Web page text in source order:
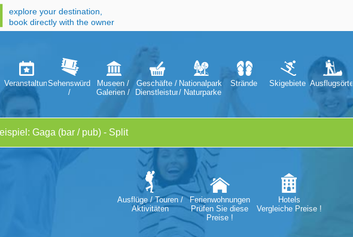
explore your destination,
book directly with the owner
VeranstaltungenSehenswürdigkeiten
/
Museen /
Galerien /
Geschäfte /
Dienstleistungen
Nationalparks
/ Naturparke
Strände Skigebiete Ausflugsörte
Ausflüge / Touren /
Aktivitäten
Ferienwohnungen
Prüfen Sie diese
Preise !
Hotels
Vergleiche Preise !